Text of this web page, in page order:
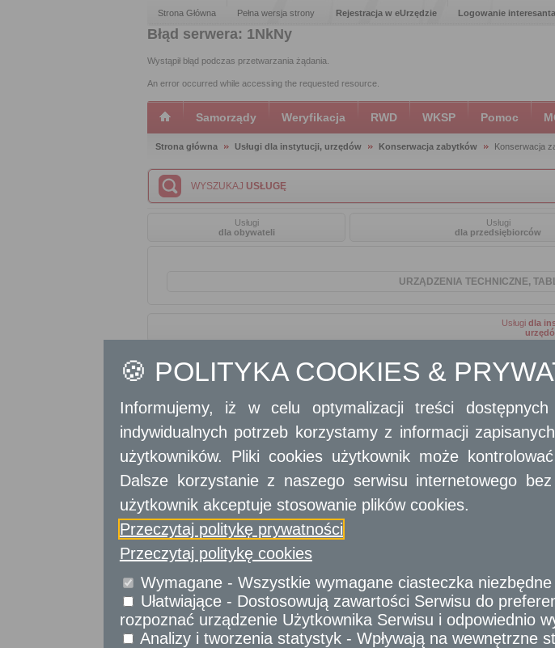
Strona Główna Pełna wersja strony Rejestracja w eUrzędzie Logowanie interesanta
Błąd serwera: 1NkNy
Wystąpił błąd podczas przetwarzania żądania.
An error occurred while accessing the requested resource.
Samorządy Weryfikacja RWD WKSP Pomoc
Strona główna Usługi dla instytucji, urzędów Konserwacja zabytków Konserwacja
WYSZUKAJ USŁUGĘ
Usługi
dla obywateli
Usługi
dla przedsiębiorców
URZĄDZENIA TECHNICZNE,
Usługi dla
Wrota Mazowsza
Strona mobilna
Projekt współfinansowany przez Unię Europejską ze środków Europejskiego Funduszu
🍪 POLITYKA COOKIES &
Informujemy, iż w celu optymalizacji treści
indywidualnych potrzeb korzystamy z informacji
użytkowników. Pliki cookies użytkownik może
Dalsze korzystanie z naszego serwisu internetowego
użytkownik akceptuje stosowanie plików cookies.
Przeczytaj politykę prywatności
Przeczytaj politykę cookies
Wymagane - Wszystkie wymagane ciasteczka
Ułatwiające - Dostosowują zawartości Serwisu do
rozpoznać urządzenie Użytkownika Serwisu i odpowiednio
Analizy i tworzenia statystyk - Wpływają na wewnętrzne